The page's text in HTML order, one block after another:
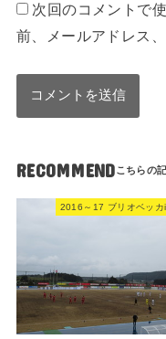
次回のコメントで
前、メールアドレス
RECOMMEND
2016～17 ブリオベッ